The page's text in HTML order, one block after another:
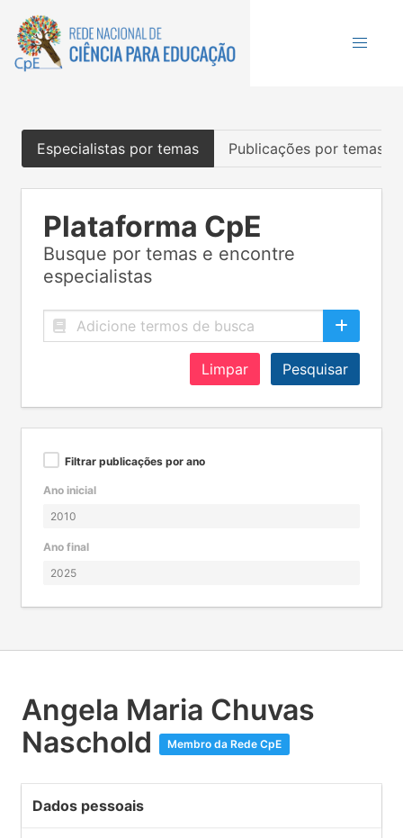
Especialistas por temas Publicações por temas
Plataforma CpE
Busque por temas e encontre
especialistas
Limpar Pesquisar
Filtrar publicações por ano
Ano inicial
Ano final
Angela Maria Chuvas
Naschold
Membro da Rede CpE
Dados pessoais